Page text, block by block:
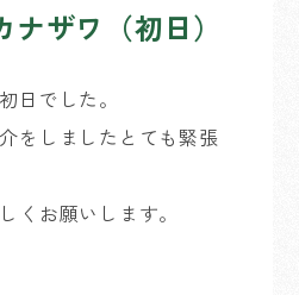
ザワ（初日）
日でした。
をしましたとても緊張
くお願いします。